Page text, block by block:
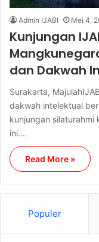
Admin IJABI Mei 4,
Kunjungan
dan Dakwah
Surakarta,
dakwah intelektual
kunjungan silaturahmi
ini.…
Read More »
Populer